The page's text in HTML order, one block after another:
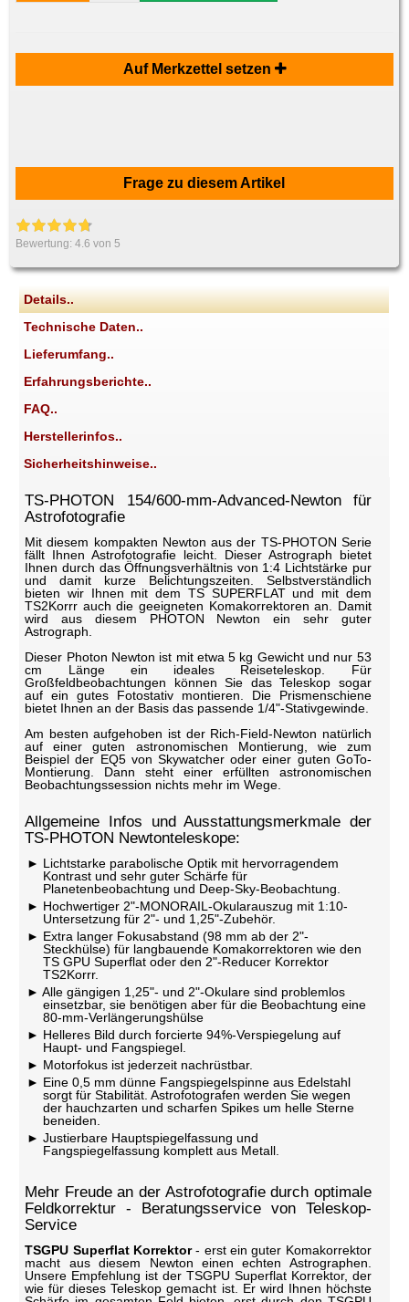
Auf Merkzettel setzen
Frage zu diesem Artikel
Bewertung:4.6 von 5
Details..
Technische Daten..
Lieferumfang..
Erfahrungsberichte..
FAQ..
Herstellerinfos..
Sicherheitshinweise..
TS-PHOTON 154/600-mm-Advanced-Newton für
Astrofotografie
Mit diesem kompakten Newton aus der TS-PHOTON Serie
fällt Ihnen Astrofotografie leicht. Dieser Astrograph bietet
Ihnen durch das Öffnungsverhältnis von 1:4 Lichtstärke pur
und damit kurze Belichtungszeiten. Selbstverständlich
bieten wir Ihnen mit dem TS SUPERFLAT und mit dem
TS2Korrr auch die geeigneten Komakorrektoren an. Damit
wird aus diesem PHOTON Newton ein sehr guter
Astrograph.
Dieser Photon Newton ist mit etwa 5 kg Gewicht und nur 53
cm Länge ein ideales Reiseteleskop. Für
Großfeldbeobachtungen können Sie das Teleskop sogar
auf ein gutes Fotostativ montieren. Die Prismenschiene
bietet Ihnen an der Basis das passende 1/4"-Stativgewinde.
Am besten aufgehoben ist der Rich-Field-Newton natürlich
auf einer guten astronomischen Montierung, wie zum
Beispiel der EQ5 von Skywatcher oder einer guten GoTo-
Montierung. Dann steht einer erfüllten astronomischen
Beobachtungssession nichts mehr im Wege.
Allgemeine Infos und Ausstattungsmerkmale der
TS-PHOTON Newtonteleskope:
Lichtstarke parabolische Optik mit hervorragendem
Kontrast und sehr guter Schärfe für
Planetenbeobachtung und Deep-Sky-Beobachtung.
Hochwertiger 2"-MONORAIL-Okularauszug mit 1:10-
Untersetzung für 2"- und 1,25"-Zubehör.
Extra langer Fokusabstand (98 mm ab der 2"-
Steckhülse) für langbauende Komakorrektoren wie den
TS GPU Superflat oder den 2"-Reducer Korrektor
TS2Korrr.
Alle gängigen 1,25"- und 2"-Okulare sind problemlos
einsetzbar, sie benötigen aber für die Beobachtung eine
80-mm-Verlängerungshülse
Helleres Bild durch forcierte 94%-Verspiegelung auf
Haupt- und Fangspiegel.
Motorfokus ist jederzeit nachrüstbar.
Eine 0,5 mm dünne Fangspiegelspinne aus Edelstahl
sorgt für Stabilität. Astrofotografen werden Sie wegen
der hauchzarten und scharfen Spikes um helle Sterne
beneiden.
Justierbare Hauptspiegelfassung und
Fangspiegelfassung komplett aus Metall.
Mehr Freude an der Astrofotografie durch optimale
Feldkorrektur - Beratungsservice von Teleskop-
Service
TSGPU Superflat Korrektor- erst ein guter Komakorrektor
macht aus diesem Newton einen echten Astrographen.
Unsere Empfehlung ist der TSGPU Superflat Korrektor, der
wie für dieses Teleskop gemacht ist. Er wird Ihnen höchste